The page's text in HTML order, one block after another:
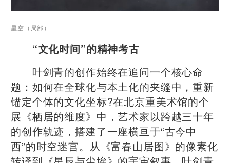
星空（局部）
“文化时间”的精神考古
叶剑青的创作始终在追问一个核心命
题：如何在全球化与本土化的夹缝中，重新
锚定个体的文化坐标?在北京重美术馆的个
展《栖居的维度》中，艺术家以跨越三十年
的创作轨迹，搭建了一座横亘于“古今中
西”的时空迷宫。从《富春山居图》的像素化